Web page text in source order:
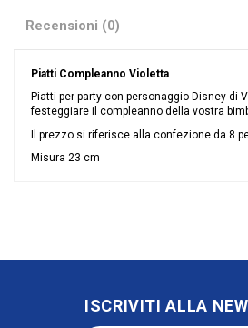
Recensioni (0)
Piatti Compleanno Violetta
Piatti per party con personaggio Disney di
festeggiare il compleanno della vostra
Il prezzo si riferisce alla confezione da 8
Misura 23 cm
Evento
Coordinati per il Party Violetta
ISCRIVITI ALLA